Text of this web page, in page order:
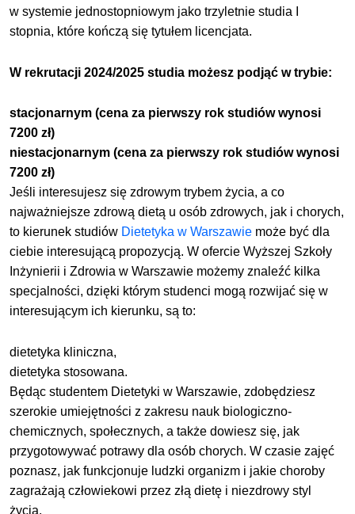
w systemie jednostopniowym jako trzyletnie studia I
stopnia, które kończą się tytułem licencjata.
W rekrutacji 2024/2025 studia możesz podjąć w trybie:
stacjonarnym (cena za pierwszy rok studiów wynosi
7200 zł)
niestacjonarnym (cena za pierwszy rok studiów wynosi
7200 zł)
Jeśli interesujesz się zdrowym trybem życia, a co
najważniejsze zdrową dietą u osób zdrowych, jak i chorych,
to kierunek studiów Dietetyka w Warszawie może być dla
ciebie interesującą propozycją. W ofercie Wyższej Szkoły
Inżynierii i Zdrowia w Warszawie możemy znaleźć kilka
specjalności, dzięki którym studenci mogą rozwijać się w
interesującym ich kierunku, są to:
dietetyka kliniczna,
dietetyka stosowana.
Będąc studentem Dietetyki w Warszawie, zdobędziesz
szerokie umiejętności z zakresu nauk biologiczno-
chemicznych, społecznych, a także dowiesz się, jak
przygotowywać potrawy dla osób chorych. W czasie zajęć
poznasz, jak funkcjonuje ludzki organizm i jakie choroby
zagrażają człowiekowi przez złą dietę i niezdrowy styl
życia.